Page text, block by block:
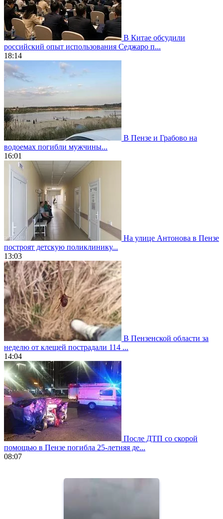
В Китае обсудили
российский опыт использования Седжаро п...
18:14
В Пензе и Грабово на
водоемах погибли мужчины...
16:01
На улице Антонова в Пензе
построят детскую поликлинику...
13:03
В Пензенской области за
неделю от клещей пострадали 114 ...
14:04
После ДТП со скорой
помощью в Пензе погибла 25-летняя де...
08:07